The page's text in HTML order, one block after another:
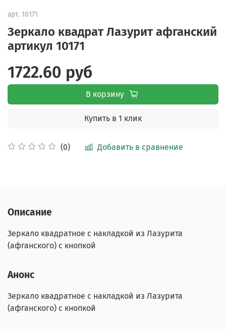
арт. 10171
Зеркало квадрат Лазурит афганский
артикул 10171
(0) Добавить в сравнение
1722.60 руб
В корзину
Купить в 1 клик
Описание
Зеркало квадратное с накладкой из Лазурита
(афганского) с кнопкой
Анонс
Зеркало квадратное с накладкой из Лазурита
(афганского) с кнопкой